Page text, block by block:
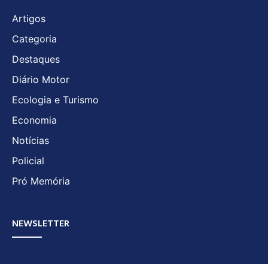
Artigos
Categoria
Destaques
Diário Motor
Ecologia e Turismo
Economia
Notícias
Policial
Pró Memória
NEWSLETTER